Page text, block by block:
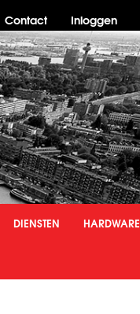
Contact Inloggen
DIENSTEN HARDWARE